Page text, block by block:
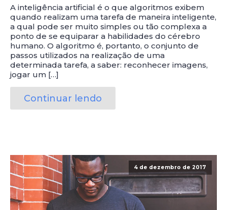
A inteligência artificial é o que algoritmos exibem
quando realizam uma tarefa de maneira inteligente,
a qual pode ser muito simples ou tão complexa a
ponto de se equiparar a habilidades do cérebro
humano. O algoritmo é, portanto, o conjunto de
passos utilizados na realização de uma
determinada tarefa, a saber: reconhecer imagens,
jogar um […]
Continuar lendo
4 de dezembro de 2017